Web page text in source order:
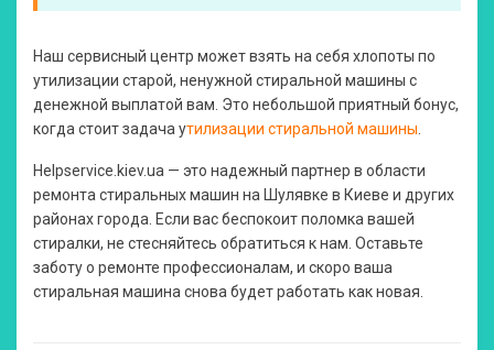
Наш сервисный центр может взять на себя хлопоты по
утилизации старой, ненужной стиральной машины с
денежной выплатой вам. Это небольшой приятный бонус,
когда стоит задача утилизации стиральной машины
Helpservice.kiev.ua — это надежный партнер в области
ремонта стиральных машин на Шулявке в Киеве и других
районах города. Если вас беспокоит поломка вашей
стиралки, не стесняйтесь обратиться к нам. Оставьте
заботу о ремонте профессионалам, и скоро ваша
стиральная машина снова будет работать как новая.